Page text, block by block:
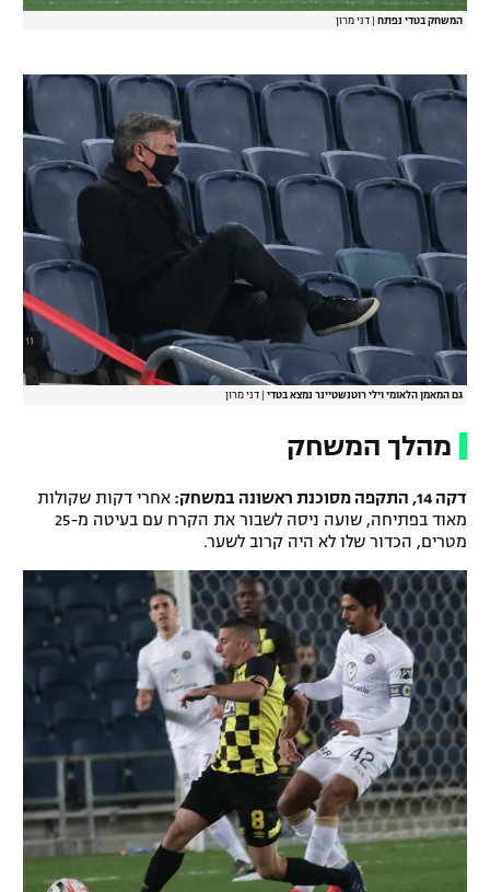
המשחק בטדי נפתח דני מרון
גם המאמן הלאומי וילי רוטנשטיינר נמצא בטדי דני מרון
מהלך המשחק
דקה 14, התקפה מסוכנת ראשונה במשחק:
אחרי דקות שקולות
מאוד בפתיחה, שועה ניסה לשבור את הקרח עם בעיטה מ-25
מטרים, הכדור שלו לא היה קרוב לשער.